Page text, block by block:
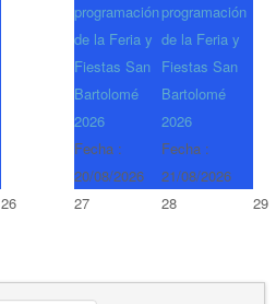
programación
de la Feria y
Fiestas San
Bartolomé
2026
Fecha :
20/08/2026
programación
de la Feria y
Fiestas San
Bartolomé
2026
Fecha :
21/08/2026
26 27 28
29